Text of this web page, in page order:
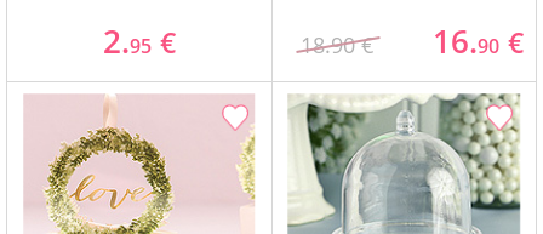
2.95 € 18.90 € 16.90 €